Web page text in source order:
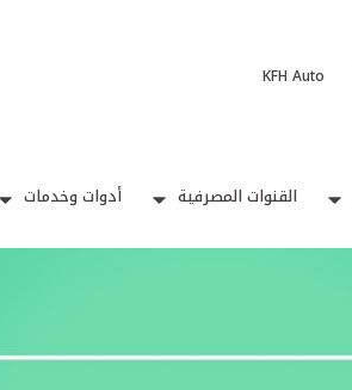
KFH Auto
القنوات المصرفية أدوات وخدمات